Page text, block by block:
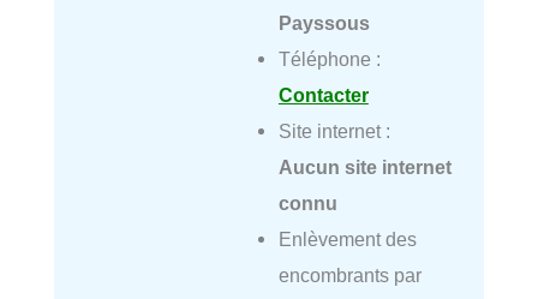
Payssous
Téléphone :
Contacter
Site internet :
Aucun site internet
connu
Enlèvement des
encombrants par